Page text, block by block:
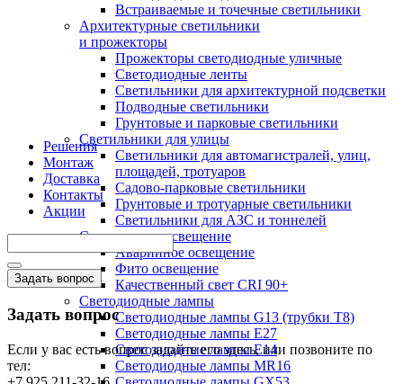
Встраиваемые и точечные светильники
Архитектурные светильники
и прожекторы
Прожекторы светодиодные уличные
Светодиодные ленты
Светильники для архитектурной подсветки
Подводные светильники
Грунтовые и парковые светильники
Светильники для улицы
Светильники для автомагистралей, улиц,
площадей, тротуаров
Садово-парковые светильники
Грунтовые и тротуарные светильники
Светильники для АЗС и тоннелей
Специальное освещение
Аварийное освещение
Фито освещение
Качественный свет CRI 90+
Светодиодные лампы
Светодиодные лампы G13 (трубки T8)
Светодиодные лампы Е27
Светодиодные лампы Е14
Светодиодные лампы MR16
Решения
Монтаж
Доставка
Контакты
Акции
Задать вопрос
Задать вопрос
Если у вас есть вопрос задайте его здесь, или позвоните по
тел: